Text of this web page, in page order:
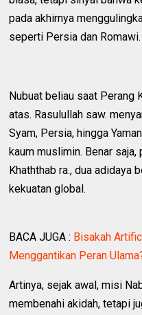
pada akhirnya
seperti Persia dan Romawi.
Nubuat beliau saat Perang
atas. Rasulullah saw.
Syam, Persia, hingga
kaum muslimin. Benar
Khaththab ra., dua adidaya
kekuatan global.
BACA JUGA : Bisakah
Menggantikan Peran
Artinya, sejak awal, misi
membenahi akidah, tetapi